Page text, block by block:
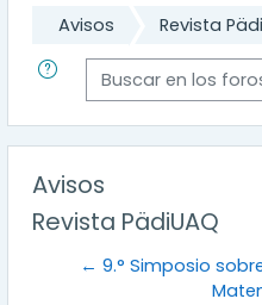
Avisos
Revista
Buscar en los foros
Avisos
Revista PädiUAQ
← 9.° Simposio